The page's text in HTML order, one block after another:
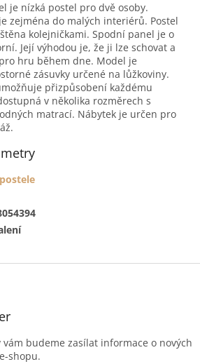
je nízká postel pro dvě osoby.
zejména do malých interiérů. Postel
kolejničkami. Spodní panel je o
Její výhodou je, že ji lze schovat a
hru během dne. Model je
zásuvky určené na lůžkoviny.
přizpůsobení každému
v několika rozměrech s
matrací. Nábytek je určen pro
budeme zasílat informace o nových
shopu.